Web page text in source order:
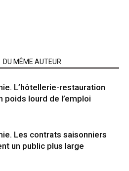
DU MÊME AUTEUR
L’hôtellerie-restauration
poids lourd de l’emploi
Les contrats saisonniers
un public plus large